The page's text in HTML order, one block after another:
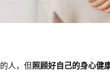
人，但照顾好自己的身心健